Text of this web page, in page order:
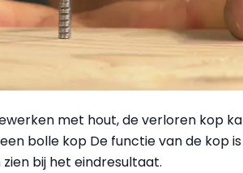
met hout, de verloren kop
bolle kop De functie van de kop
bij het eindresultaat.